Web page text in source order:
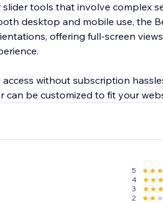
slider tools that involve complex
desktop and mobile use, the
offering full-screen
without subscription
be customized to fit your
5
4
3
2